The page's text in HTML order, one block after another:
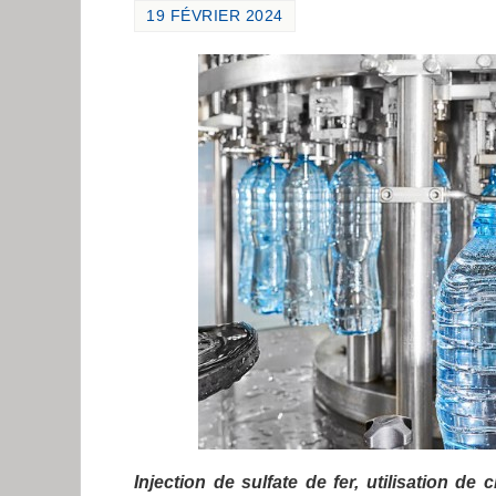
19 FÉVRIER 2024
Injection de sulfate de fer, utilisation de